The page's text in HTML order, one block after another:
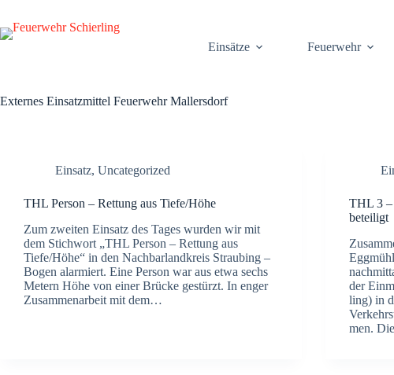
Inhalt
springen
Ein­sät­ze
Feu­er­wehr
Externes Einsatzmittel Feuerwehr Mallersdorf
Einsatz, Uncategorized
THL Per­son – Ret­tung aus Tiefe/Höhe
Zum zwei­ten Ein­satz des Tages wur­den wir mit
dem Stich­wort „THL Per­son – Ret­tung aus
Tiefe/Höhe“ in den Nach­bar­land­kreis Strau­bing –
Bogen alar­miert. Eine Per­son war aus etwa sechs
Metern Höhe von einer Brü­cke gestürzt. In enger
Zusam­men­ar­beit mit dem…
THL 3 –
betei­ligt
der
ling) in
men.